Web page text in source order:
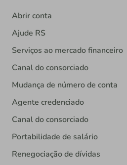
Abrir conta
Ajude RS
Serviços ao mercado financeiro
Canal do consorciado
Mudança de número de conta
Agente credenciado
Canal do consorciado
Portabilidade de salário
Renegociação de dívidas